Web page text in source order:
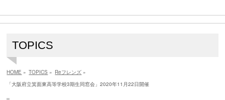
TOPICS
HOME » TOPICS » Reフレンズ »
「大阪府立箕面東高等学校3期生同窓会」2020年11月22日開催